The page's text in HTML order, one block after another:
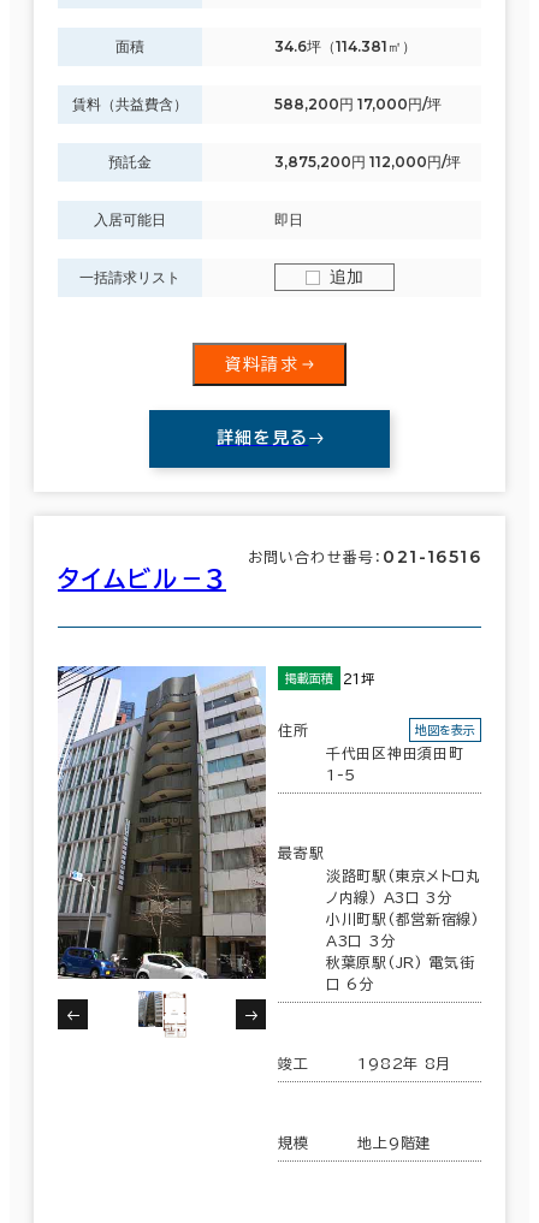
面積 34.6坪（114.381㎡）
賃料（共益費含） 588,200円 17,000円/坪
預託金 3,875,200円 112,000円/坪
入居可能日 即日
一括請求リスト 追加
資料請求
詳細を見る
タイムビル－３
お問い合わせ番号： 021-16516
掲載面積 21坪
住所
千代田区神田須田町
1-5
地図を表示
最寄駅
淡路町駅(東京メトロ丸
ノ内線) A3口 3分
小川町駅(都営新宿線)
A3口 3分
秋葉原駅(JR) 電気街
口 6分
竣工 1982年 8月
規模 地上9階建
東京都下 (161)
文京区 (142)
江東区
(40)
中野区
北区 (7)
荒川区 (7)
江戸川区
該当数 29室(22棟)
この条件で検索する
６か月以上
建築中
5年以内
2階以上
その他
1フロア面積100坪以上
該当数
29室 (22棟)
この条件で検索する